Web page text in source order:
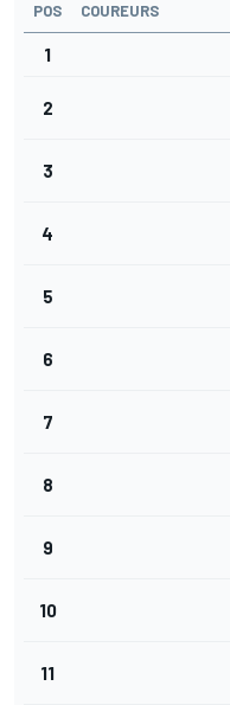
POS COUREURS
1
2
3
4
5
6
7
8
9
10
11